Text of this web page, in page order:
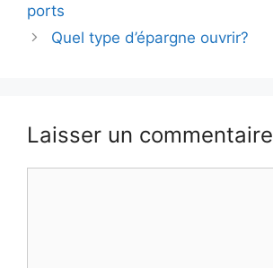
articles
ports
Quel type d’épargne ouvrir?
Laisser un commentaire